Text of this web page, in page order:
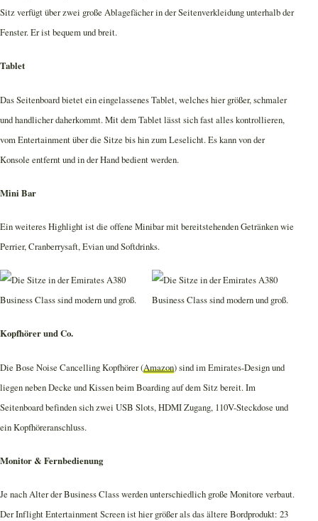
Sitz verfügt über zwei große Ablagefächer in der Seitenverkleidung unterhalb der
Fenster. Er ist bequem und breit.
Tablet
Das Seitenboard bietet ein eingelassenes Tablet, welches hier größer, schmaler
und handlicher daherkommt. Mit dem Tablet lässt sich fast alles kontrollieren,
vom Entertainment über die Sitze bis hin zum Leselicht. Es kann von der
Konsole entfernt und in der Hand bedient werden.
Mini Bar
Ein weiteres Highlight ist die offene Minibar mit bereitstehenden Getränken wie
Perrier, Cranberrysaft, Evian und Softdrinks.
Kopfhörer und Co.
Die Bose Noise Cancelling Kopfhörer (Amazon) sind im Emirates-Design und
liegen neben Decke und Kissen beim Boarding auf dem Sitz bereit. Im
Seitenboard befinden sich zwei USB Slots, HDMI Zugang, 110V-Steckdose und
ein Kopfhöreranschluss.
Monitor & Fernbedienung
Je nach Alter der Business Class werden unterschiedlich große Monitore verbaut.
Der Inflight Entertainment Screen ist hier größer als das ältere Bordprodukt: 23